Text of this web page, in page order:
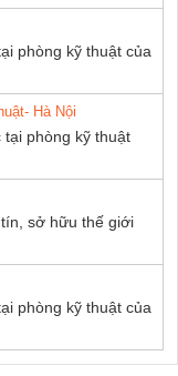
phòng kỹ thuật của
Hà Nội
phòng kỹ thuật
sở hữu thế giới
phòng kỹ thuật của